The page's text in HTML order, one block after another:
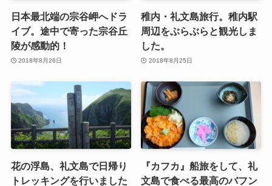
日本最北端の宗谷岬へドラ
イブ。途中で寄った宗谷丘
陵が感動的！
2018年8月26日
稚内・礼文島旅行。稚内駅
周辺をぶらぶらと観光しま
した。
2018年8月25日
花の浮島、礼文島で日帰り
トレッキングを行いました
『カフカ』船旅をして、礼
文島で食べる最高のバフン